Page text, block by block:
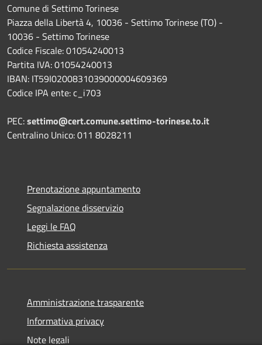
Comune di Settimo Torinese
Piazza della Libertà 4, 10036 - Settimo Torinese (TO) -
10036 - Settimo Torinese
Codice Fiscale: 01054240013
Partita IVA: 01054240013
IBAN: IT59I0200831039000004609369
Codice IPA ente: c_i703
PEC:settimo@cert.comune.settimo-torinese.to.it
Centralino Unico: 011 8028211
Prenotazione appuntamento
Segnalazione disservizio
Leggi le FAQ
Richiesta assistenza
Amministrazione trasparente
Informativa privacy
Note legali